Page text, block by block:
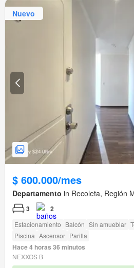
Nuevo
$ 600.000/mes
Departamento in Recoleta, Región
3 2
Estacionamiento Balcón Sin amueblar
Piscina Ascensor Parilla
Hace 4 horas 36 minutos
NEXXOS B